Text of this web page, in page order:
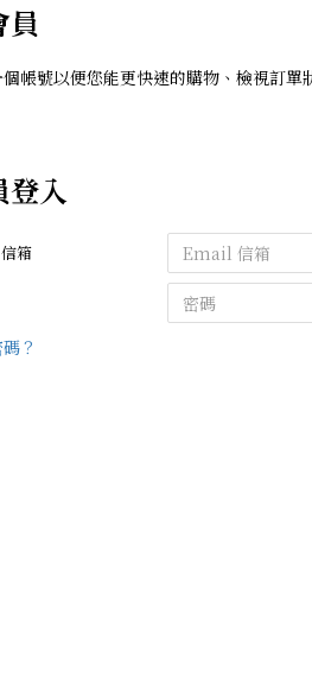
員
帳號以便您能更快速的購物、檢視訂單
登入
箱
？